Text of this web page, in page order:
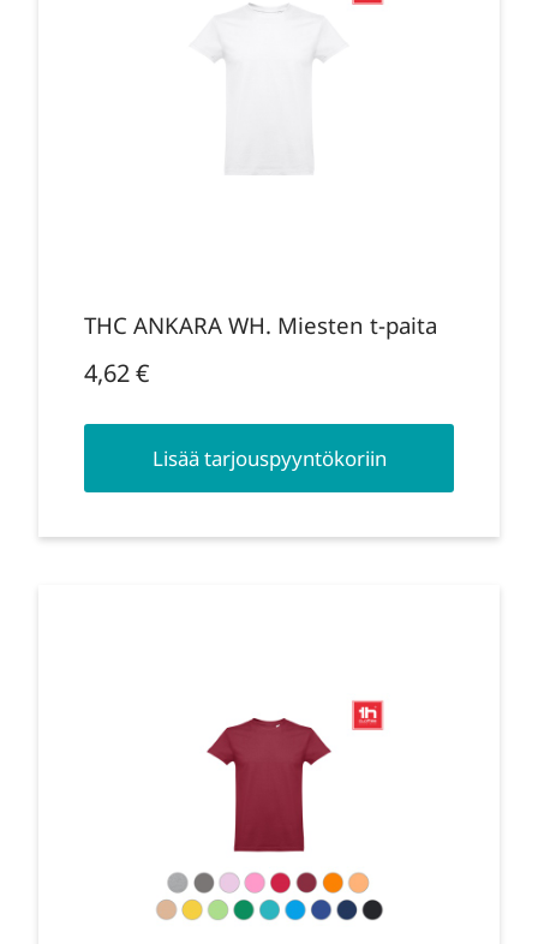
THC ANKARA WH. Miesten t-paita
4,62€
Lisää tarjouspyyntökoriin